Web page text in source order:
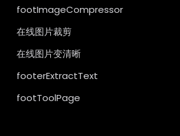
footImageCompressor
在线图片裁剪
在线图片变清晰
footerExtractText
footToolPage